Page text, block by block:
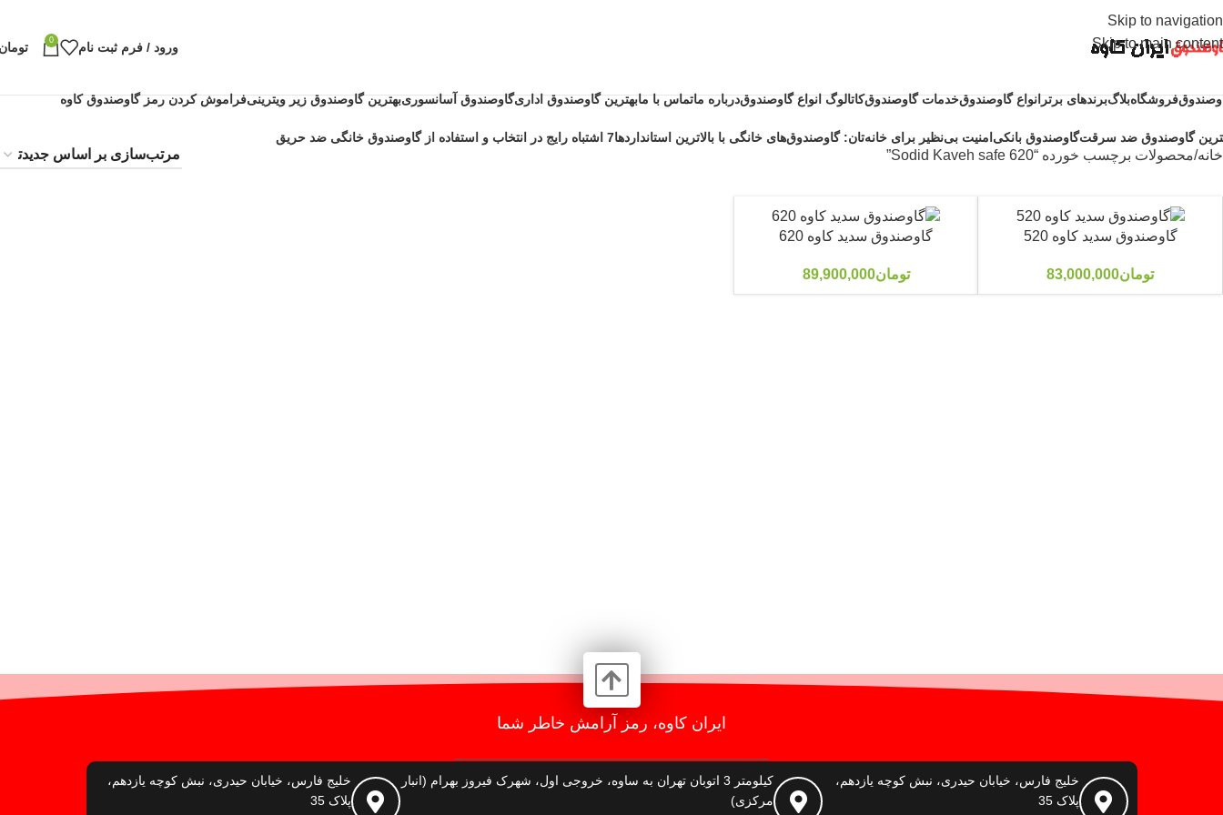
Skip to navigation
Skip to main content
ورود / فرم ثبت نام 0
فروشگاهبلاگبرندهای برترانواع گاوصندوقخدمات گاوصندوقکاتالوگ انواع گاوصندوقدرباره ماتماس با مابهترین گاوصندوق اداریگاوصندوق آسانسوریبهترین گاوصندوق زیر ویترینیفراموش کردن رمز گاوصندوق کاوه
گاوصندوق ضد سرقتگاوصندوق بانکیامنیت بی‌نظیر برای خانه‌تان: گاوصندوق‌های خانگی با بالاترین استانداردها7 اشتباه رایج در انتخاب و استفاده از گاوصندوق خانگی ضد حریق
خانه محصولات برچسب خورده “Sodid Kaveh safe 620”
گاوصندوق سدید کاوه 520
تومان83,000,000
گاوصندوق سدید کاوه 620
تومان89,900,000
ایران کاوه، رمز آرامش خاطر شما
خلیج فارس، خیابان حیدری، نبش کوچه یازدهم،
پلاک 35
کیلومتر 3 اتوبان تهران به ساوه، خروجی اول، شهرک فیروز بهرام (انبار
مرکزی)
خلیج فارس، خیابان حیدری، نبش کوچه یازدهم،
پلاک 35